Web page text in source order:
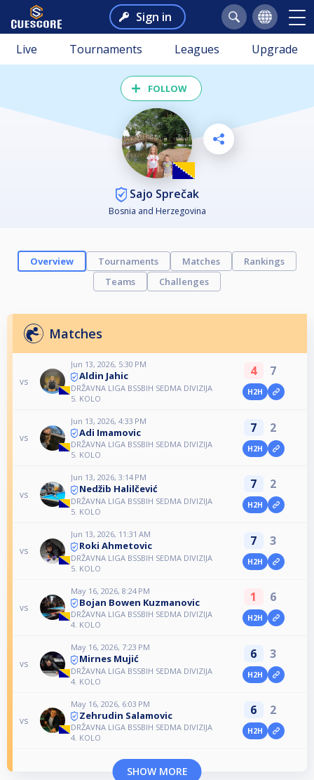
Sign in
Live Tournaments Leagues Upgrade
FOLLOW
Sajo Sprečak
Bosnia and Herzegovina
Overview Tournaments Matches
Rankings
Teams
Challenges
Matches
vs
Jun 13, 2026, 5:30 PM
Aldin Jahic
DRŽAVNA LIGA BSSBIH SEDMA DIVIZIJA
5. KOLO
4 7
H2H
vs
Jun 13, 2026, 4:33 PM
Adi Imamovic
DRŽAVNA LIGA BSSBIH SEDMA DIVIZIJA
5. KOLO
7 2
H2H
vs
Jun 13, 2026, 3:14 PM
Nedžib Halilčević
DRŽAVNA LIGA BSSBIH SEDMA DIVIZIJA
5. KOLO
7 2
H2H
vs
Jun 13, 2026, 11:31 AM
Roki Ahmetovic
DRŽAVNA LIGA BSSBIH SEDMA DIVIZIJA
5. KOLO
7 3
H2H
vs
May 16, 2026, 8:24 PM
Bojan Bowen Kuzmanovic
DRŽAVNA LIGA BSSBIH SEDMA DIVIZIJA
4. KOLO
1 6
H2H
vs
May 16, 2026, 7:23 PM
Mirnes Mujić
DRŽAVNA LIGA BSSBIH SEDMA DIVIZIJA
4. KOLO
6 3
H2H
vs
May 16, 2026, 6:03 PM
Zehrudin Salamovic
DRŽAVNA LIGA BSSBIH SEDMA DIVIZIJA
4. KOLO
6 2
H2H
SHOW MORE